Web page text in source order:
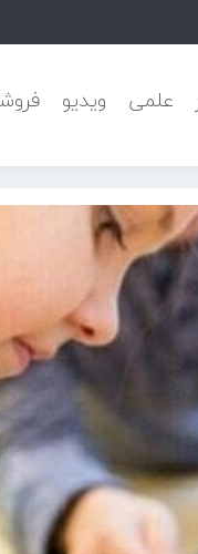
علمی ویدیو